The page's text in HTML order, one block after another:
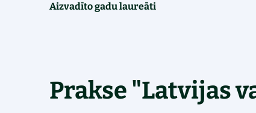
Aizvadīto gadu laureāti
Prakse "Latvijas